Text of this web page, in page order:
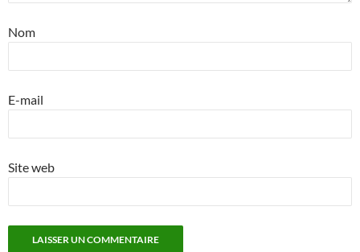
Nom
E-mail
Site web